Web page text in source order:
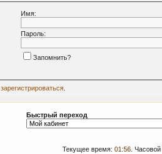
Имя:
Пароль:
Запомнить?
зарегистрироваться.
Быстрый переход
Текущее время: 01:56 .